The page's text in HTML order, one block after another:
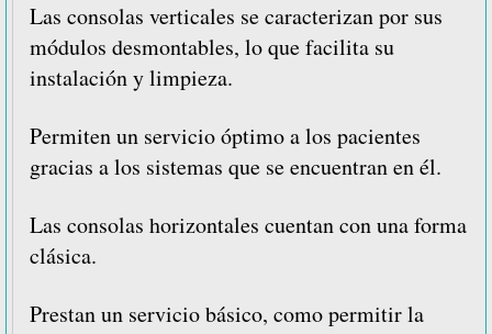
Las consolas verticales se caracterizan por sus
módulos desmontables, lo que facilita su
instalación y limpieza.
Permiten un servicio óptimo a los pacientes
gracias a los sistemas que se encuentran en él.
Las consolas horizontales cuentan con una forma
clásica.
Prestan un servicio básico, como permitir la